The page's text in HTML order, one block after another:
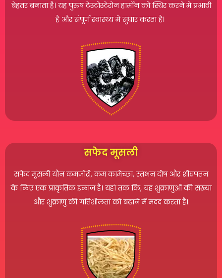
बेहतर बनाता है। यह पुरुष टेस्टोस्टेरोन हार्मोन को स्थिर करने में प्रभावी
है और संपूर्ण स्वास्थ्य में सुधार करता है।
सफेद मूसली
सफेद मूसली यौन कमजोरी, कम कामेच्छा, स्तंभन दोष और शीघ्रपतन
के लिए एक प्राकृतिक इलाज है। यहां तक ​​कि, यह शुक्राणुओं की संख्या
और शुक्राणु की गतिशीलता को बढ़ाने में मदद करता है।